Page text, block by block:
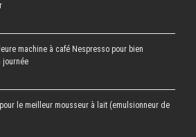
machine à café Nespresso pour bien
journée
pour le meilleur mousseur à lait (emulsionneur de